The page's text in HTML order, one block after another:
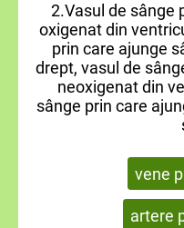
2.Vasul de sânge
oxigenat din
prin care ajunge
drept, vasul de
neoxigenat din
sânge prin care
vene
artere